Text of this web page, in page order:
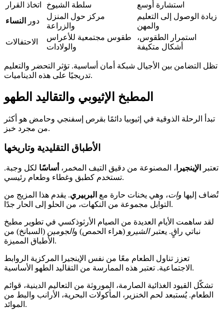
اتخاذ القرار
سلطة الشيوخ
استشارة أوسع
دور
النساء
مركز حول المنزل
والزراعة
زيادة الوصول إلى التعليم
والمهن
الاحتفالات
طقوس مجتمعية للأعراس
والولادات
استمرار الطقوس،
أشكال متكيفة
تظل التضامن بين الأجيال شبكة أمان أساسية. تؤثر التحضر والتعليم
تدريجيًا على هذه الديناميات.
المطبخ الإثيوبي والتقاليد الطهو
تبدأ الرحلة الذوقية في إثيوبيا دائمًا بقرص إسفنجي وحامض هو أكثر
من مجرد خبز.
الأطباق التقليدية وتاريخها
تعتبر الإينجيرا ، المصنوعة من دقيق التيف المخمر، أساسًا لكل وجبة.
تستخدم كطبق وغطاء وطعام رئيسي.
تُضاف إليها وات، وهي يخنات حارة مع البربيري. يقدم هذا المزيج من
التوابل مجموعة من النكهات، من الحلو إلى الحار جدًا.
لقد ساهمت الأيام العديدة من الصيام الأرثوذكسي في تطوير مطبخ
نباتي راقٍ. يعتبرالشيرو (هراء الحمص) والجومين (السبانخ) من
الأطباق المميزة.
تعزز تناول الطعام معًا من نفس الإينجيرا المركزية الروابط
الاجتماعية. تعتبر هذه الممارسة من التقاليد الطهو الأساسية.
تشكّل القيود الغذائية الصارمة، الموروثة من التعاليم الدينية، قوائم
الطعام. يُستبعد لحم الخنزير، المأكولات البحرية، الأرانب والبط من
الموائد.